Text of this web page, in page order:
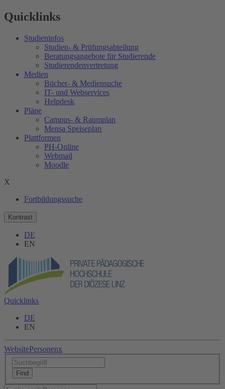
Quicklinks
Studieninfos
Studien- & Prüfungsabteilung
Beratungsangebote für Studierende
Studierendenvertretung
Medien
Bücher- & Mediensuche
IT- und Webservices
Helpdesk
Pläne
Campus- & Raumplan
Mensa Speiseplan
Plattformen
PH-Online
Webmail
Moodle
X
Fortbildungssuche
Kontrast
DE
EN
Quicklinks
DE
EN
WebsitePersonenx